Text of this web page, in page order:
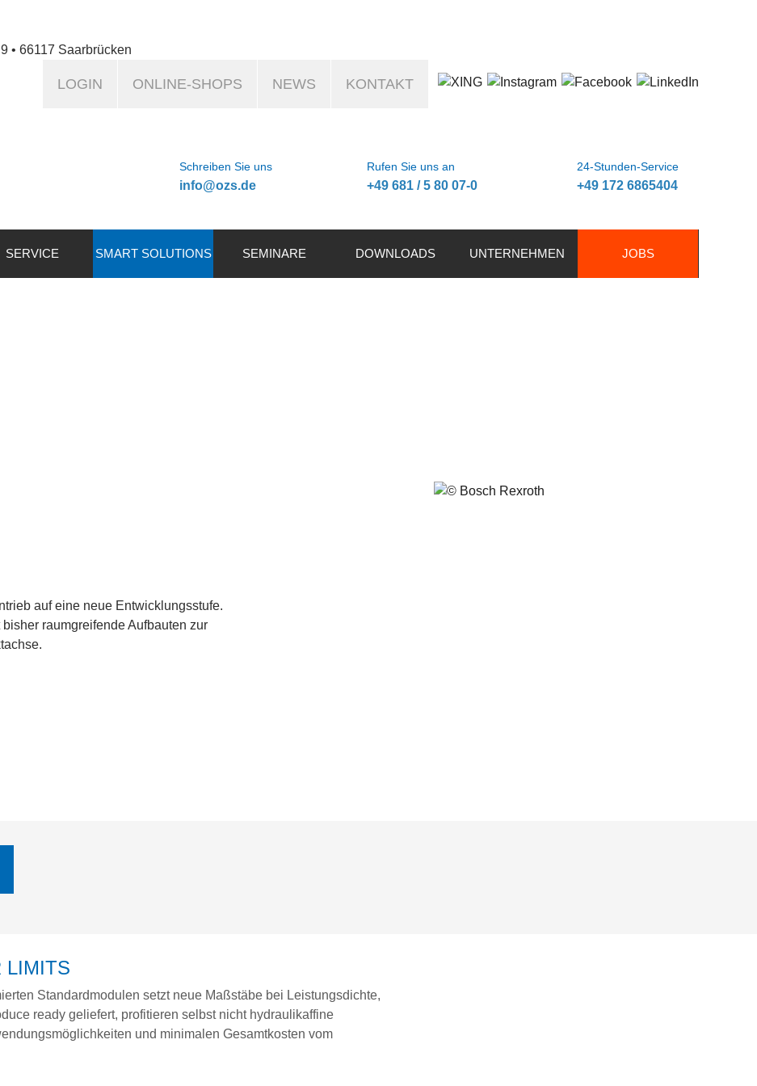
• 66117 Saarbrücken
LOGIN ONLINE-SHOPS NEWS KONTAKT
Schreiben Sie uns
info@ozs.de
Rufen Sie uns an
+49 681 / 5 80 07-0
24-Stunden-Service
+49 172 6865404
SERVICE SMART SOLUTIONS SEMINARE DOWNLOADS UNTERNEHMEN JOBS
auf eine neue Entwicklungsstufe.
raumgreifende Aufbauten zur
LIMITS
Standardmodulen setzt neue Maßstäbe bei Leistungsdichte,
ready geliefert, profitieren selbst nicht hydraulikaffine
und minimalen Gesamtkosten vom